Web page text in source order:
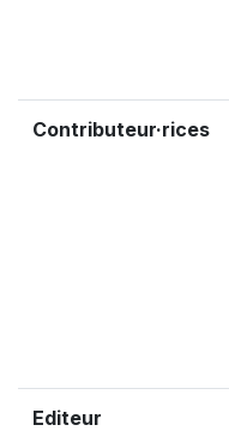
Contributeur·rices
Editeur